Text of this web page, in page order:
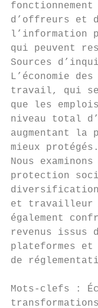
d’offreurs et
l’information
qui peuvent
Sources
L’économie
travail, qui se
que les
niveau total
augmentant
mieux protégés.
Nous
protection
diversification
et travailleur
également
revenus issus
plateformes et
de
Mots-clefs :